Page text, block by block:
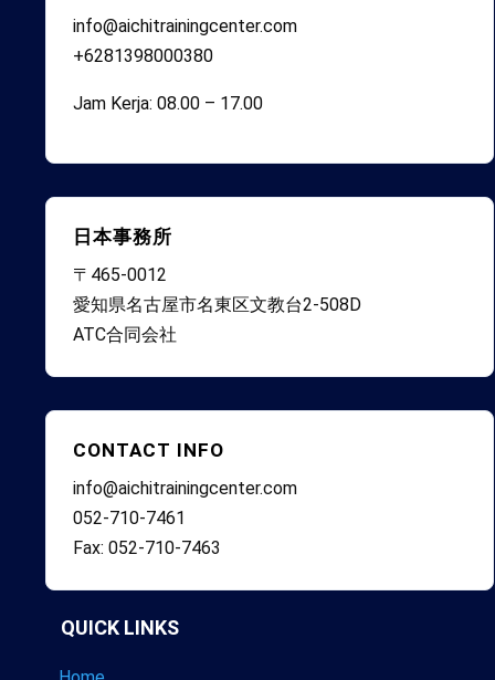
info@aichitrainingcenter.com
+6281398000380
Jam Kerja: 08.00 – 17.00
日本事務所
〒465-0012
愛知県名古屋市名東区文教台2-508D
ATC合同会社
CONTACT INFO
info@aichitrainingcenter.com
052-710-7461
Fax: 052-710-7463
QUICK LINKS